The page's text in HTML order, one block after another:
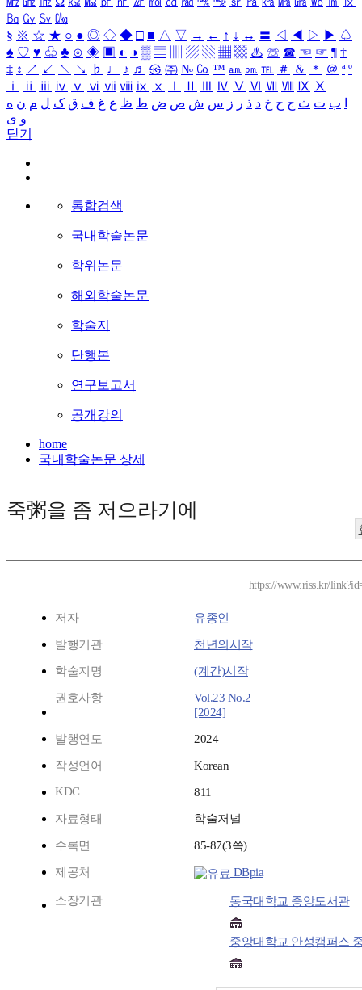
㏃ ㏉ ㏜ ㏆
§ ※ ☆ ★ ○ ● ◎ ◇ ◆ □ ■ △ ▽ → ← ↑ ↓ ↔ 〓 ◁ ◀ ▷ ▶ ♤
♠ ♡ ♥ ♧ ♣ ⊙ ◈ ▣ ◐ ◑ ▒ ▤ ▨ ▧ ▦ ▩ ♨ ☏ ☎ ☜ ☞ ¶ †
‡ ↕ ↗ ↙ ↖ ↘ ♭ ♩ ♪ ♬ ㉿ ㈜ № ㏇ ™ ㏂ ㏘ ℡ ＃ ＆ ＊ ＠ ª º
ⅰ
ⅱ ⅲ ⅳ ⅴ ⅵ ⅶ ⅷ ⅸ ⅹ Ⅳ Ⅴ Ⅵ Ⅶ Ⅷ Ⅸ Ⅹ
ب ت ث ج ح خ د ذ ر ز س ش ص ض ط ظ ع غ ف ق ک ل م ن ه
و ی
닫기
통합검색
국내학술논문
학위논문
해외학술논문
학술지
단행본
연구보고서
공개강의
home
국내학술논문 상세
죽粥을 좀 저으라기에
https://www.riss.kr/
저자 유종인
발행기관 천년의시작
학술지명 (계간)시작
권호사항
Vol.23 No.2
[2024]
발행연도 2024
작성언어
Korean
KDC
811
자료형태 학술저널
수록면 85-87(3쪽)
제공처 DBpia
소장기관 동국대학교 중앙도서관
중앙대학교 안성캠퍼스